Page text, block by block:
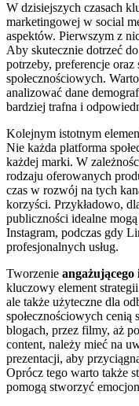
W dzisiejszych czasach
marketingowej w social
aspektów. Pierwszym z
Aby skutecznie dotrzeć
potrzeby, preferencje
społecznościowych.
analizować dane
bardziej trafna i
Kolejnym istotnym
Nie każda platforma
każdej marki. W
rodzaju oferowanych
czas w rozwój na tych
korzyści. Przykładowo,
publiczności idealne
Instagram, podczas gdy
profesjonalnych usług.
Tworzenie
kluczowy element
ale także użyteczne dla
społecznościowych cenią
blogach, przez filmy, aż
content, należy mieć na
prezentacji, aby
Oprócz tego warto także
pomogą stworzyć